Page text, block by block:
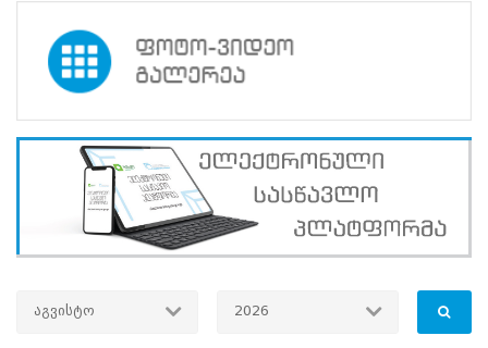
სოციალური
ქსელების
როლი
ინფორმაციის
სანდოობის
უზრუნველყოფაში“-
ცესკო
მეცამეტე
აგვისტო 2026